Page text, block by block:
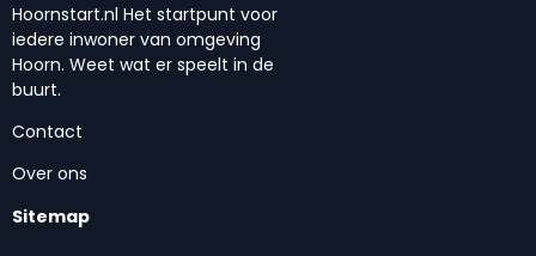
Hoornstart.nl Het startpunt voor
iedere inwoner van omgeving
Hoorn. Weet wat er speelt in de
buurt.
Contact
Over ons
Sitemap